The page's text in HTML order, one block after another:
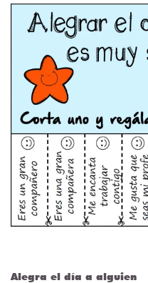
Alegra el día a alguien